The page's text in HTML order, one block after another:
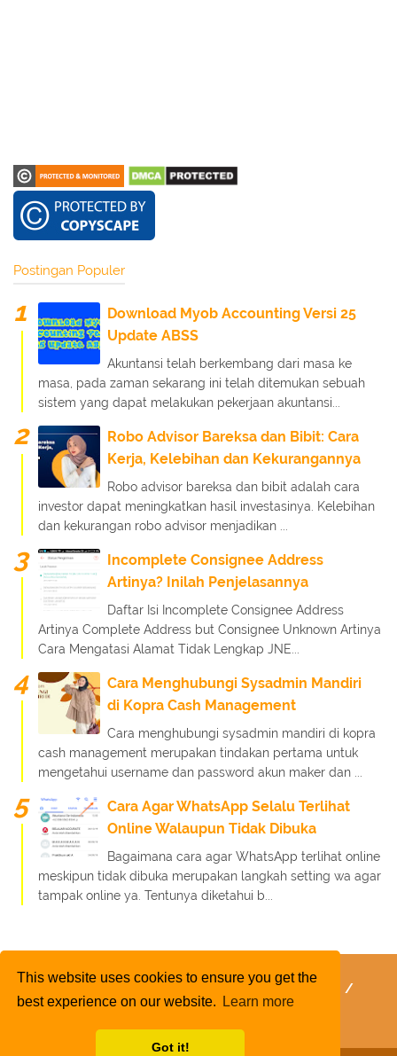
This website uses cookies to ensure you get the
best experience on our website.
Learn more
Got it!
Postingan Populer
Download Myob Accounting Versi 25
Update ABSS
Akuntansi telah berkembang dari masa ke
masa, pada zaman sekarang ini telah ditemukan sebuah
sistem yang dapat melakukan pekerjaan akuntansi...
Robo Advisor Bareksa dan Bibit: Cara
Kerja, Kelebihan dan Kekurangannya
Robo advisor bareksa dan bibit adalah cara
investor dapat meningkatkan hasil investasinya. Kelebihan
dan kekurangan robo advisor menjadikan ...
Incomplete Consignee Address
Artinya? Inilah Penjelasannya
Daftar Isi Incomplete Consignee Address
Artinya Complete Address but Consignee Unknown Artinya
Cara Mengatasi Alamat Tidak Lengkap JNE...
Cara Menghubungi Sysadmin Mandiri
di Kopra Cash Management
Cara menghubungi sysadmin mandiri di kopra
cash management merupakan tindakan pertama untuk
mengetahui username dan password akun maker dan ...
Cara Agar WhatsApp Selalu Terlihat
Online Walaupun Tidak Dibuka
Bagaimana cara agar WhatsApp terlihat online
meskipun tidak dibuka merupakan langkah setting wa agar
tampak online ya. Tentunya diketahui b...
Kebijakan Privasi